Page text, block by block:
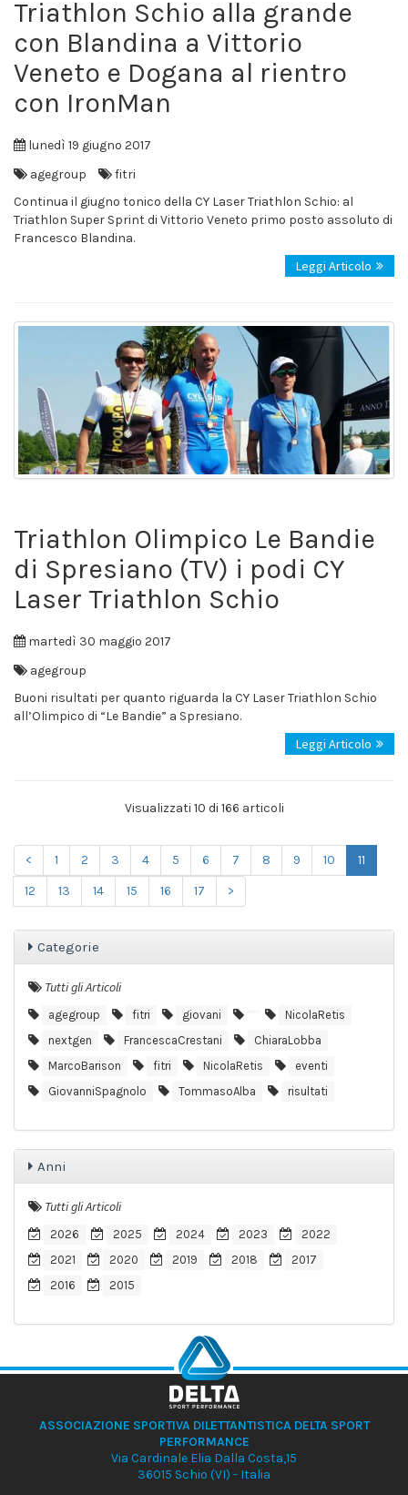
Triathlon Schio alla grande
con Blandina a Vittorio
Veneto e Dogana al rientro
con IronMan
lunedì 19 giugno 2017
agegroup
fitri
Continua il giugno tonico della CY Laser Triathlon Schio: al
Triathlon Super Sprint di Vittorio Veneto primo posto assoluto di
Francesco Blandina.
Leggi Articolo
Triathlon Olimpico Le Bandie
di Spresiano (TV) i podi CY
Laser Triathlon Schio
martedì 30 maggio 2017
agegroup
Buoni risultati per quanto riguarda la CY Laser Triathlon Schio
all’Olimpico di “Le Bandie” a Spresiano.
Leggi Articolo
Visualizzati 10 di 166 articoli
< 1 2 3 4 5 6 7 8 9 10
11
12
13 14 15 16 17 >
Categorie
Tutti gli Articoli
agegroup fitri giovani
NicolaRetis
nextgen
FrancescaCrestani
ChiaraLobba
MarcoBarison
fitri NicolaRetis
eventi
GiovanniSpagnolo
TommasoAlba risultati
Anni
Tutti gli Articoli
2026 2025 2024 2023
2022
2021
2020 2019 2018
2017
2016
2015
ASSOCIAZIONE SPORTIVA DILETTANTISTICA DELTA SPORT
PERFORMANCE
Via Cardinale Elia Dalla Costa,15
36015 Schio (VI) - Italia